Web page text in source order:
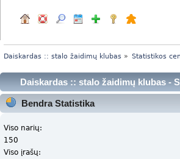
Daiskardas :: stalo žaidimų klubas » Statistikos
Daiskardas :: stalo žaidimų klubas -
Bendra Statistika
Viso narių:
150
Viso įrašų: